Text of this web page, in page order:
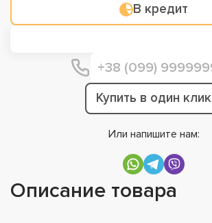
В кредит
Купить в один клик
Или напишите нам:
Описание товара